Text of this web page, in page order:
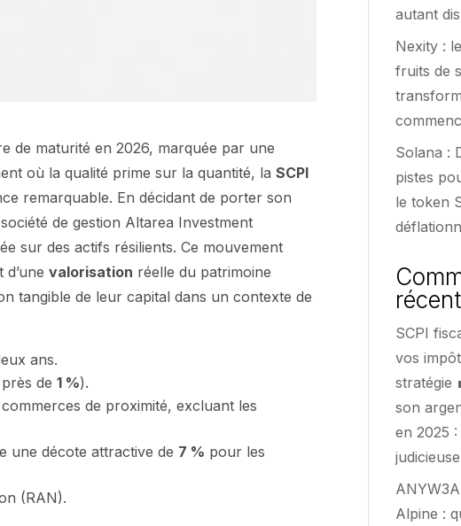
de maturité en 2026, marquée par une
où la qualité prime sur la quantité, laSCPI
remarquable. En décidant de porter son
de gestion Altarea Investment
sur des actifs résilients. Ce mouvement
d’unevalorisation réelle du patrimoine
tangible de leur capital dans un contexte de
ans.
près de1 %).
de proximité, excluant les
une décote attractive de 7 % pour les
(RAN).
autant
Nexity :
fruits de
Solana :
pistes
le token
SCPI
vos
stratégie
son
en 2025
Alpine :